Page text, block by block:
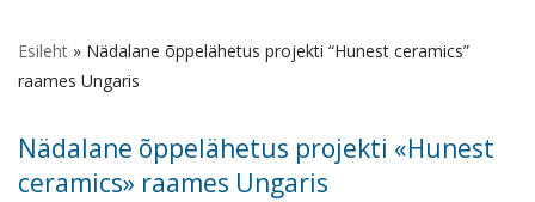
Esileht » Nädalane õppelähetus projekti “Hunest ceramics”
raames Ungaris
Nädalane õppelähetus projekti «Hunest
ceramics» raames Ungaris